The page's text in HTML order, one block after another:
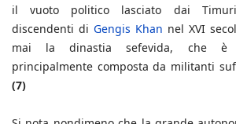
il vuoto politico lasciato dai
discendenti di Gengis Khan nel XVI
mai la dinastia sefevida, che è
principalmente composta da militanti
(7)